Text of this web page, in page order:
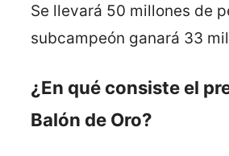
Se llevará 50 millones de
subcampeón ganará 33
¿En qué consiste el
Balón de Oro?